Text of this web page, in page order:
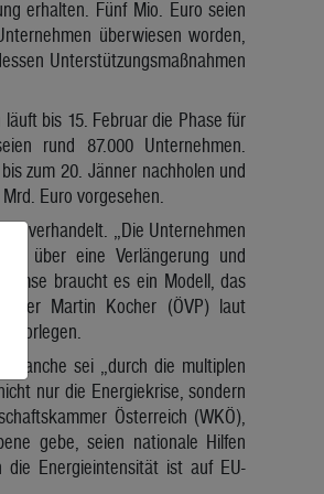
erhalten. Fünf Mio. Euro seien
überwiesen worden,
Unterstützungsmaßnahmen
bis 15. Februar die Phase für
rund 87.000 Unternehmen.
zum 20. Jänner nachholen und
Euro vorgesehen.
verhandelt. „Die Unternehmen
über eine Verlängerung und
braucht es ein Modell, das
Martin Kocher (ÖVP) laut
vorlegen.
sei „durch die multiplen
nur die Energiekrise, sondern
Österreich (WKÖ),
gebe, seien nationale Hilfen
die Energieintensität ist auf EU-